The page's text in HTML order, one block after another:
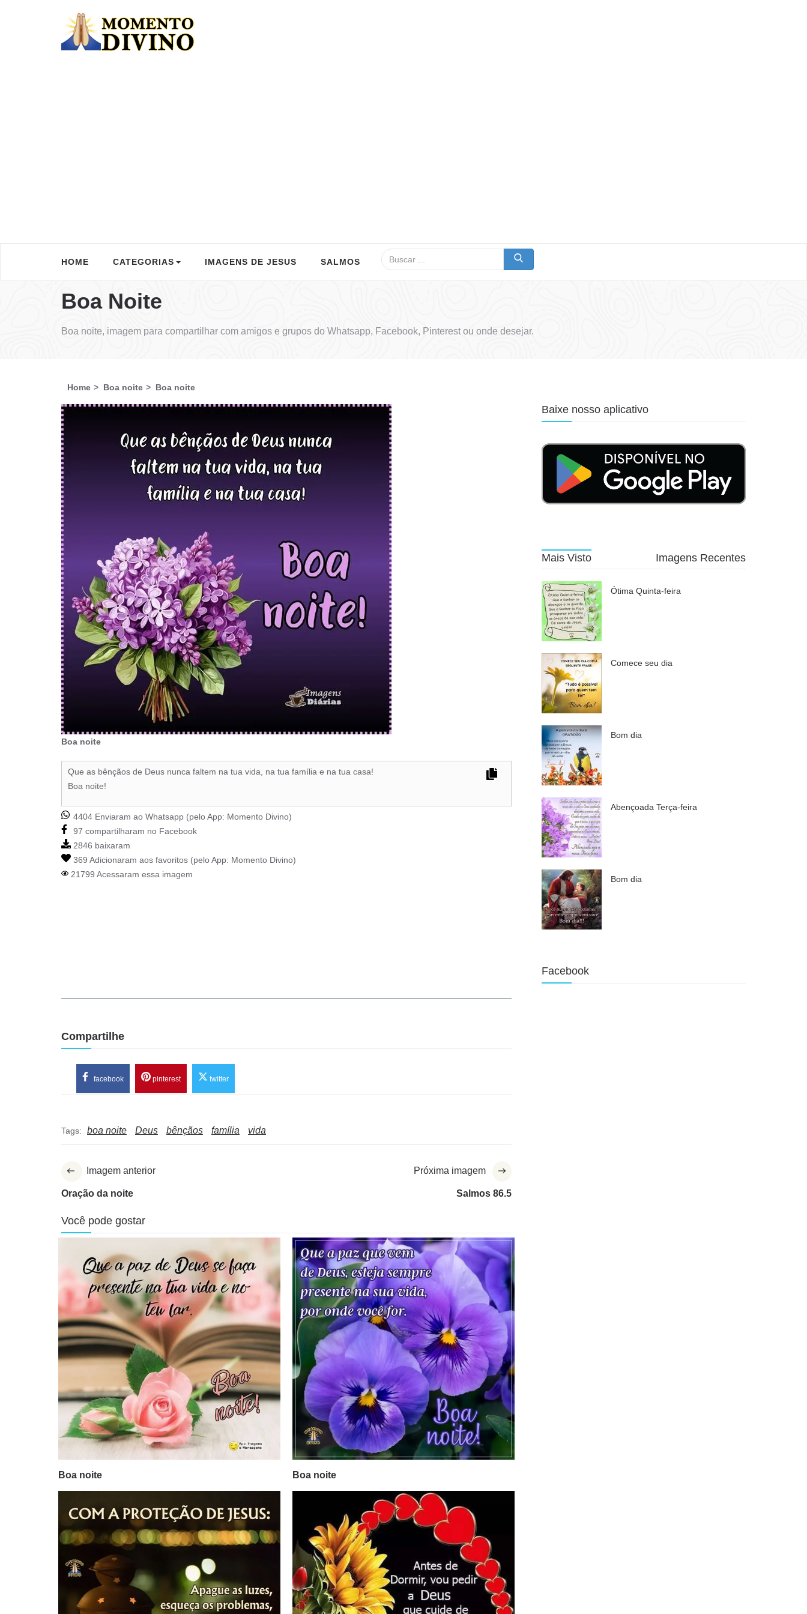
HOME CATEGORIAS IMAGENS DE JESUS SALMOS
Boa Noite
Boa noite, imagem para compartilhar com amigos e grupos do Whatsapp, Facebook, Pinterest ou onde desejar.
Home Boa noite Boa noite
Boa noite
Que as bênçãos de Deus nunca faltem na tua vida, na tua família e na tua casa!
Boa noite!
4404 Enviaram ao Whatsapp (pelo App: Momento Divino)
97 compartilharam no Facebook
2846 baixaram
369 Adicionaram aos favoritos (pelo App: Momento Divino)
21799 Acessaram essa imagem
Compartilhe
facebook pinterest twitter
Tags: boa noite Deus bênçãos família vida
Imagem anterior
Oração da noite
Próxima imagem
Salmos 86.5
Você pode gostar
Boa noite Boa noite
Baixe nosso aplicativo
Mais Visto Imagens Recentes
Ótima Quinta-feira
Comece seu dia
Bom dia
Abençoada Terça-feira
Bom dia
Facebook